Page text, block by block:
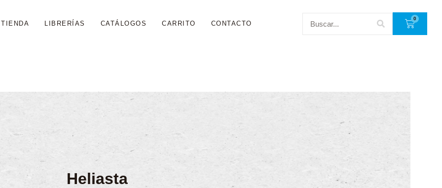
TIENDA LIBRERÍAS CATÁLOGOS CARRITO CONTACTO
0
Heliasta